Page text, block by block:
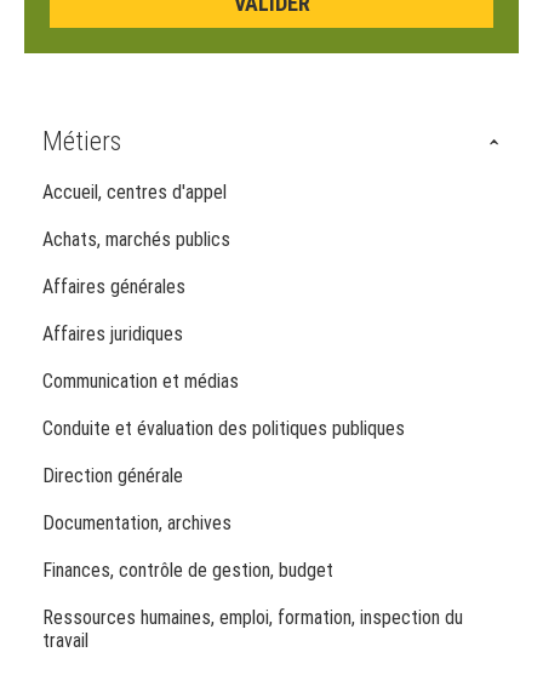
Métiers
Accueil, centres d'appel
Achats, marchés publics
Affaires générales
Affaires juridiques
Communication et médias
Conduite et évaluation des politiques publiques
Direction générale
Documentation, archives
Finances, contrôle de gestion, budget
Ressources humaines, emploi, formation, inspection du
travail